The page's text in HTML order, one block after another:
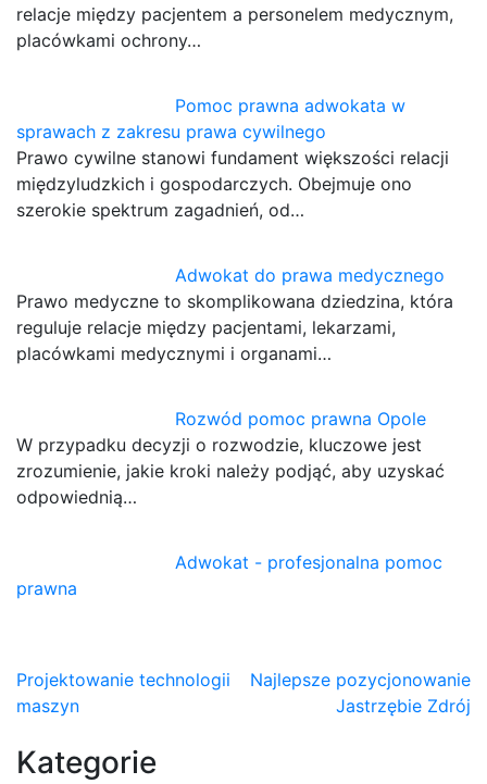
relacje między pacjentem a personelem medycznym,
placówkami ochrony…
Pomoc prawna adwokata w
sprawach z zakresu prawa cywilnego
Prawo cywilne stanowi fundament większości relacji
międzyludzkich i gospodarczych. Obejmuje ono
szerokie spektrum zagadnień, od…
Adwokat do prawa medycznego
Prawo medyczne to skomplikowana dziedzina, która
reguluje relacje między pacjentami, lekarzami,
placówkami medycznymi i organami…
Rozwód pomoc prawna Opole
W przypadku decyzji o rozwodzie, kluczowe jest
zrozumienie, jakie kroki należy podjąć, aby uzyskać
odpowiednią…
Adwokat - profesjonalna pomoc
prawna
Nawigacja
wpisu
Projektowanie technologii
maszyn
Najlepsze pozycjonowanie
Jastrzębie Zdrój
Kategorie